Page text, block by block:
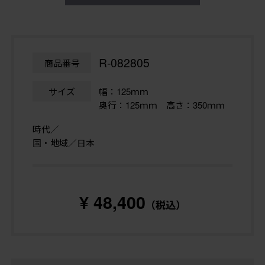
商品番号 R-082805
サイズ
幅：125ｍｍ
奥行：125ｍｍ 高さ：350ｍｍ
時代／
国・地域／日本
¥ 48,400 （税込）